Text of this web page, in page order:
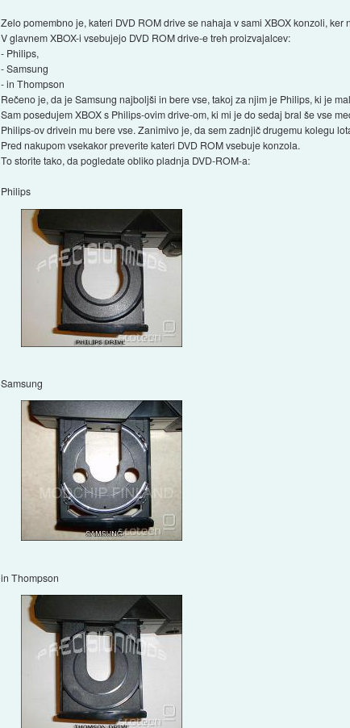
Zelo pomembno je, kateri DVD ROM drive se nahaja v sami XBOX konzoli,
V glavnem XBOX-i vsebujejo DVD ROM drive-e treh proizvajalcev:
- Philips,
- Samsung
- in Thompson
Rečeno je, da je Samsung najboljši in bere vse, takoj za njim je Philips, ki je
Sam posedujem XBOX s Philips-ovim drive-om, ki mi je do sedaj bral še vse
Philips-ov drivein mu bere vse. Zanimivo je, da sem zadnjič drugemu kolegu
Pred nakupom vsekakor preverite kateri DVD ROM vsebuje konzola.
To storite tako, da pogledate obliko pladnja DVD-ROM-a:
Philips
Samsung
in Thompson